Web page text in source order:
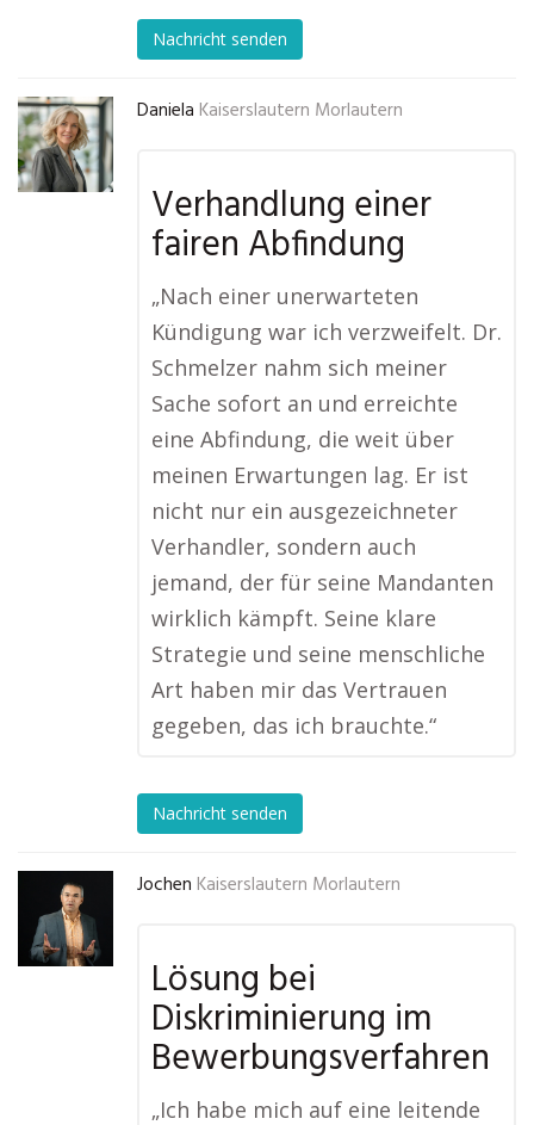
Nachricht senden
Daniela Kaiserslautern Morlautern
Verhandlung einer
fairen Abfindung
„Nach einer unerwarteten
Kündigung war ich verzweifelt. Dr.
Schmelzer nahm sich meiner
Sache sofort an und erreichte
eine Abfindung, die weit über
meinen Erwartungen lag. Er ist
nicht nur ein ausgezeichneter
Verhandler, sondern auch
jemand, der für seine Mandanten
wirklich kämpft. Seine klare
Strategie und seine menschliche
Art haben mir das Vertrauen
gegeben, das ich brauchte.“
Nachricht senden
Jochen Kaiserslautern Morlautern
Lösung bei
Diskriminierung im
Bewerbungsverfahren
„Ich habe mich auf eine leitende